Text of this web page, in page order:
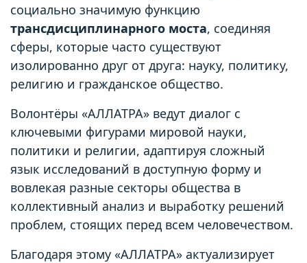
социально значимую функцию
трансдисциплинарного моста, соединяя
сферы, которые часто существуют
изолированно друг от друга: науку, политику,
религию и гражданское общество.
Волонтёры «АЛЛАТРА» ведут диалог с
ключевыми фигурами мировой науки,
политики и религии, адаптируя сложный
язык исследований в доступную форму и
вовлекая разные секторы общества в
коллективный анализ и выработку решений
проблем, стоящих перед всем человечеством.
Благодаря этому «АЛЛАТРА» актуализирует